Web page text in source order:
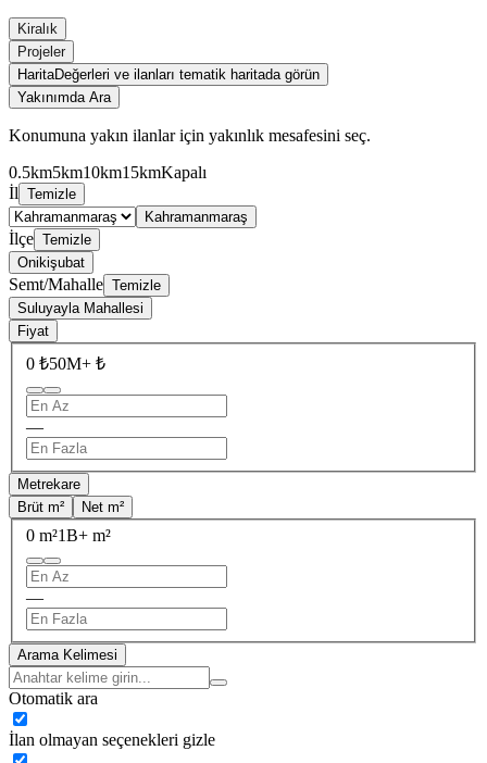
Kiralık
Projeler
HaritaDeğerleri ve ilanları tematik haritada görün
Yakınımda Ara
Konumuna yakın ilanlar için yakınlık mesafesini seç.
0.5km5km10km15kmKapalı
İl Temizle
Kahramanmaraş
İlçe Temizle
Onikişubat
Semt/Mahalle Temizle
Suluyayla Mahallesi
Fiyat
0 ₺50M+ ₺
—
Metrekare
Brüt m²
Net m²
0 m²1B+ m²
—
Arama Kelimesi
Otomatik ara
İlan olmayan seçenekleri gizle